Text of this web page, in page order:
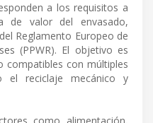
a los requisitos a
valor del envasado,
Reglamento Europeo de
(PPWR). El objetivo es
compatibles con múltiples
el reciclaje mecánico y